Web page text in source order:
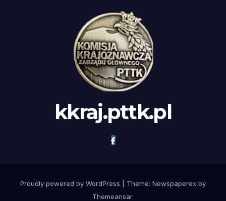
kkraj.pttk.pl
Proudly powered by WordPress
Theme: Newspaperex by
Themeansar.